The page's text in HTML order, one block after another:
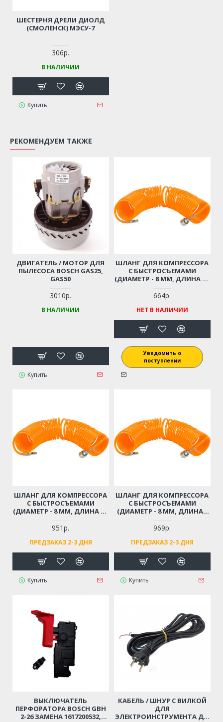
ШЕСТЕРНЯ ДРЕЛИ ДИОЛД
(СМОЛЕНСК) МЭСУ-7
306р.
В НАЛИЧИИ
Купить
РЕКОМЕНДУЕМ ТАКЖЕ
ДВИГАТЕЛЬ / МОТОР ДЛЯ
ПЫЛЕСОСА BOSCH GAS25,
GAS50
3010р.
В НАЛИЧИИ
Купить
ШЛАНГ ДЛЯ КОМПРЕССОРА
С БЫСТРОСЪЕМАМИ
(ДИАМЕТР - 8 ММ, ДЛИНА - 6
664р.
НЕТ В НАЛИЧИИ
Уведомить о
поступлении
ШЛАНГ ДЛЯ КОМПРЕССОРА
С БЫСТРОСЪЕМАМИ
(ДИАМЕТР - 8 ММ, ДЛИНА - 9
951р.
ПРЕДЗАКАЗ 2-3 ДНЯ
Купить
ШЛАНГ ДЛЯ КОМПРЕССОРА
С БЫСТРОСЪЕМАМИ
(ДИАМЕТР - 8 ММ, ДЛИНА -
969р.
ПРЕДЗАКАЗ 2-3 ДНЯ
Купить
ВЫКЛЮЧАТЕЛЬ
ПЕРФОРАТОРА BOSCH GBH
2-26 ЗАМЕНА 1617200532,
КАБЕЛЬ / ШНУР С ВИЛКОЙ
ДЛЯ
ЭЛЕКТРОИНСТРУМЕНТА ДО